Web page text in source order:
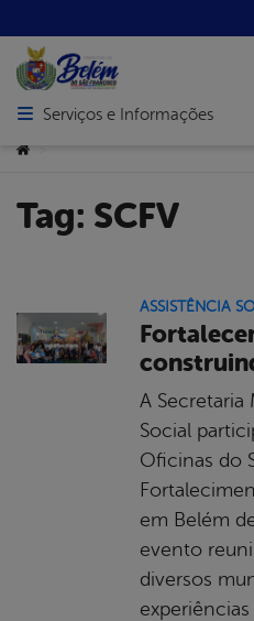
Abrir menu principal de
Serviços e Informações
Você está aqui:
Tag: SCFV
ASSISTÊNCIA
A Secretaria
Social
Oficinas do
em Belém
evento
diversos